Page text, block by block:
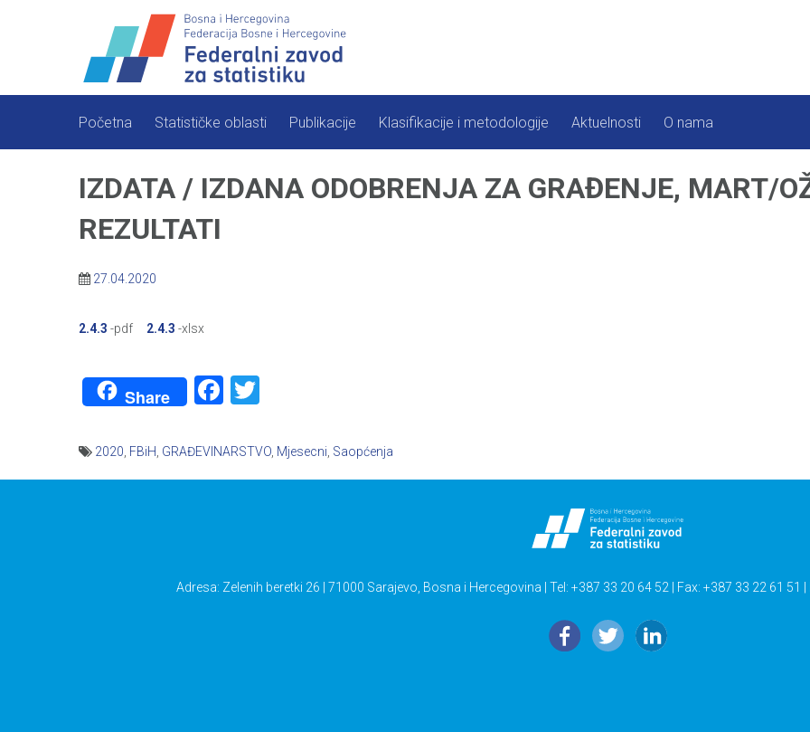
Početna Statističke oblasti Publikacije Klasifikacije i metodologije Aktuelnosti O nama
IZDATA / IZDANA ODOBRENJA ZA GRAĐENJE, MART/
REZULTATI
27.04.2020
2.4.3 -pdf 2.4.3 -xlsx
Share Facebook
2020 FBiH GRAĐEVINARSTVO Mjesecni Saopćenja
Adresa: Zelenih beretki 26 | 71000 Sarajevo, Bosna i Hercegovina | Tel: +387 33 20 64 52 | Fax: +387 33 22 61 51 |